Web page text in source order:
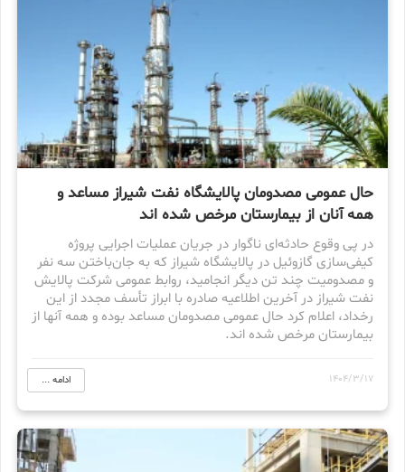
حال عمومی مصدومان پالایشگاه نفت شیراز مساعد و
همه آنان از بیمارستان مرخص شده اند
در پی وقوع حادثه‌ای ناگوار در جریان عملیات اجرایی پروژه
کیفی‌سازی گازوئیل در پالایشگاه شیراز که به جان‌باختن سه نفر
و مصدومیت چند تن دیگر انجامید، روابط عمومی شرکت پالایش
نفت شیراز در آخرین اطلاعیه صادره با ابراز تأسف مجدد از این
رخداد، اعلام کرد حال عمومی مصدومان مساعد بوده و همه آنها از
بیمارستان مرخص شده اند.
1404/3/17 ادامه ...